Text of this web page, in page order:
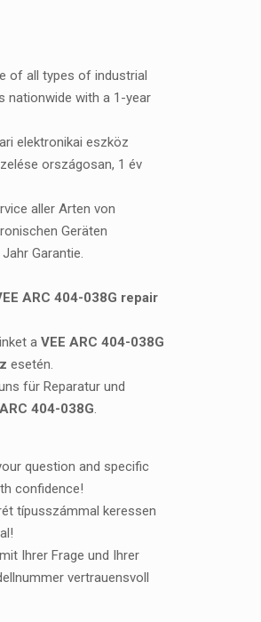
of all types of industrial
nationwide with a 1-year
elektronikai eszköz
országosan, 1 év
aller Arten von
Geräten
Garantie.
ARC 404-038G repair
a VEE ARC 404-038G
esetén.
für Reparatur und
404-038G.
question and specific
confidence!
típusszámmal keressen
Ihrer Frage und Ihrer
vertrauensvoll